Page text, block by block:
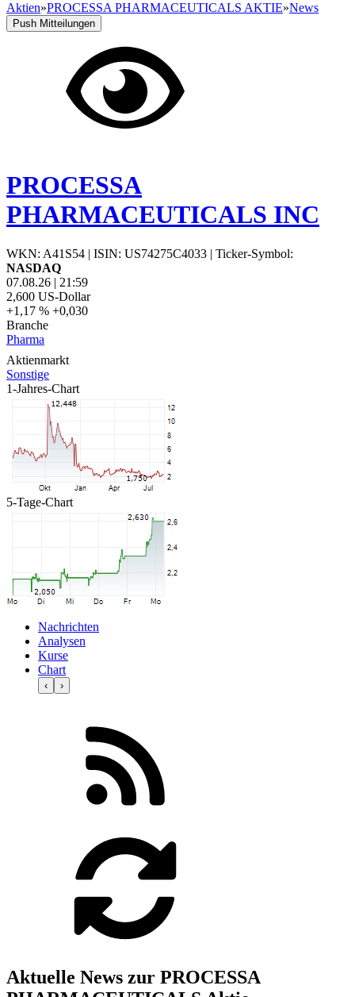
Aktien»PROCESSA PHARMACEUTICALS AKTIE»News
Push Mitteilungen
PROCESSA
PHARMACEUTICALS INC
WKN: A41S54 | ISIN: US74275C4033 | Ticker-Symbol:
NASDAQ
07.08.26 | 21:59
2,600 US-Dollar
+1,17 % +0,030
Branche
Pharma
Aktienmarkt
Sonstige
1-Jahres-Chart
5-Tage-Chart
Nachrichten
Analysen
Kurse
Chart
‹ ›
Aktuelle News zur PROCESSA